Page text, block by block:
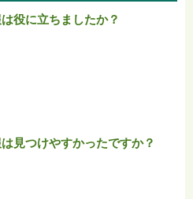
役に立ちましたか？
見つけやすかったですか？